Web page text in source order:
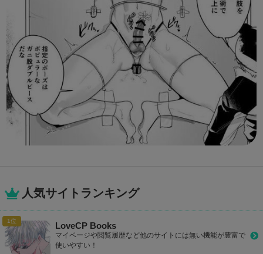
人気サイトランキング
LoveCP Books
マイページや閲覧履歴など他のサイトには無い機能が豊富で
使いやすい！